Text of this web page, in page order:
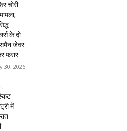
चोरी
के दो
जेवर
फरार
30, 2026
:
में